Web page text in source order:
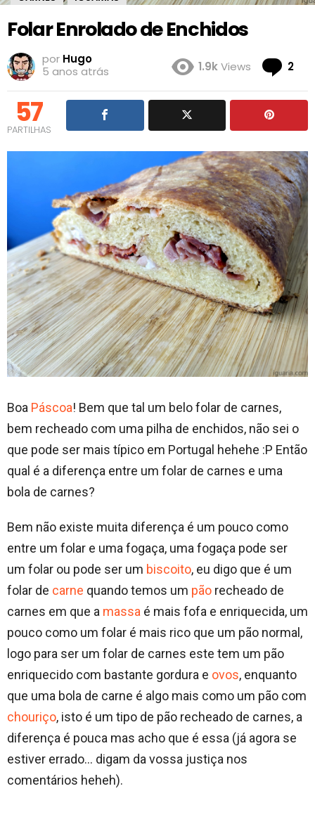
Folar Enrolado de Enchidos
por Hugo
5 anos atrás
1.9kViews 2
57
PARTILHAS
Boa Páscoa! Bem que tal um belo folar de carnes,
bem recheado com uma pilha de enchidos, não sei o
que pode ser mais típico em Portugal hehehe :P Então
qual é a diferença entre um folar de carnes e uma
bola de carnes?
Bem não existe muita diferença é um pouco como
entre um folar e uma fogaça, uma fogaça pode ser
um folar ou pode ser um biscoito, eu digo que é um
folar de carne quando temos um pão recheado de
carnes em que a massa é mais fofa e enriquecida, um
pouco como um folar é mais rico que um pão normal,
logo para ser um folar de carnes este tem um pão
enriquecido com bastante gordura e ovos, enquanto
que uma bola de carne é algo mais como um pão com
chouriço, isto é um tipo de pão recheado de carnes, a
diferença é pouca mas acho que é essa (já agora se
estiver errado… digam da vossa justiça nos
comentários heheh).